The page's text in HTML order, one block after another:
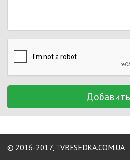
Добавить
© 2016-2017, TVBESEDKA.COM.UA